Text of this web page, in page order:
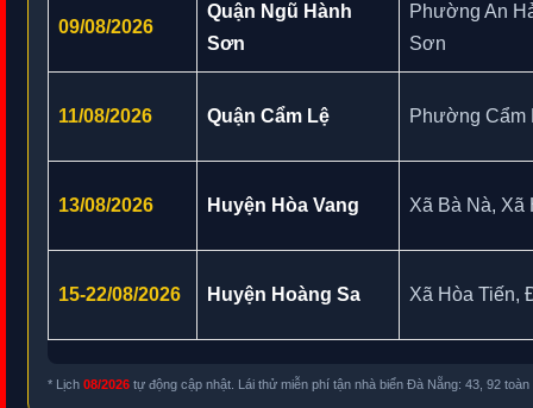
09/08/2026
Quận Ngũ Hành
Sơn
Phường An
Sơn
11/08/2026 Quận Cẩm Lệ Phường Cẩm
13/08/2026 Huyện Hòa Vang Xã Bà Nà, Xã
15-22/08/2026 Huyện Hoàng Sa Xã Hòa Tiến,
* Lịch 08/2026 tự động cập nhật. Lái thử miễn phí tận nhà biển Đà Nẵng: 43, 92